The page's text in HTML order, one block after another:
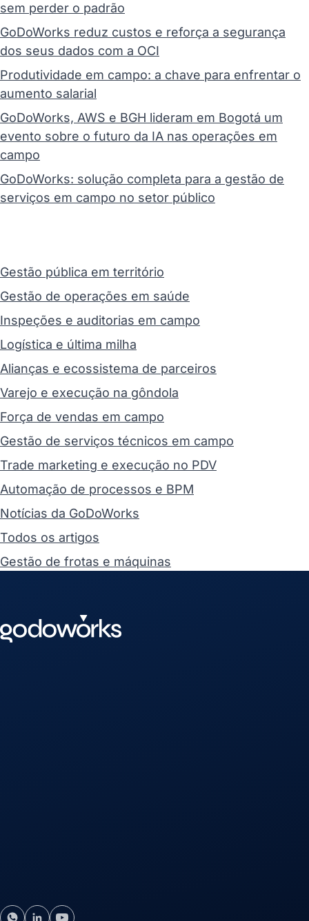
sem perder o padrão
GoDoWorks reduz custos e reforça a segurança
dos seus dados com a OCI
Produtividade em campo: a chave para enfrentar o
aumento salarial
GoDoWorks, AWS e BGH lideram em Bogotá um
evento sobre o futuro da IA nas operações em
campo
GoDoWorks: solução completa para a gestão de
serviços em campo no setor público
Gestão pública em território
Gestão de operações em saúde
Inspeções e auditorias em campo
Logística e última milha
Alianças e ecossistema de parceiros
Varejo e execução na gôndola
Força de vendas em campo
Gestão de serviços técnicos em campo
Trade marketing e execução no PDV
Automação de processos e BPM
Notícias da GoDoWorks
Todos os artigos
Gestão de frotas e máquinas